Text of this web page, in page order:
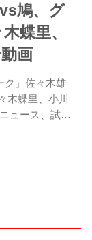
鳩、グ
蝶里、
画
ク」佐々木雄
木蝶里、小川
ュース、試合